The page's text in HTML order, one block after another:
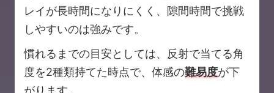
レイが長時間になりにくく、隙間時間で挑戦
しやすいのは強みです。
慣れるまでの目安としては、反射で当てる角
度を2種類持てた時点で、体感の難易度が下
がります。